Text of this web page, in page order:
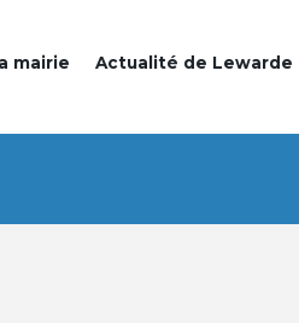
mairie Actualité de Lewarde